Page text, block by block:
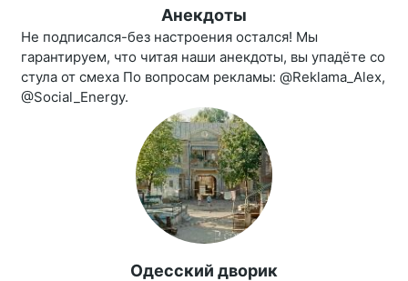
Анекдоты
Не подписался-без настроения остался! Мы
гарантируем, что читая наши анекдоты, вы упадёте со
стула от смеха По вопросам рекламы: @Reklama_Alex,
@Social_Energy.
Одесский дворик